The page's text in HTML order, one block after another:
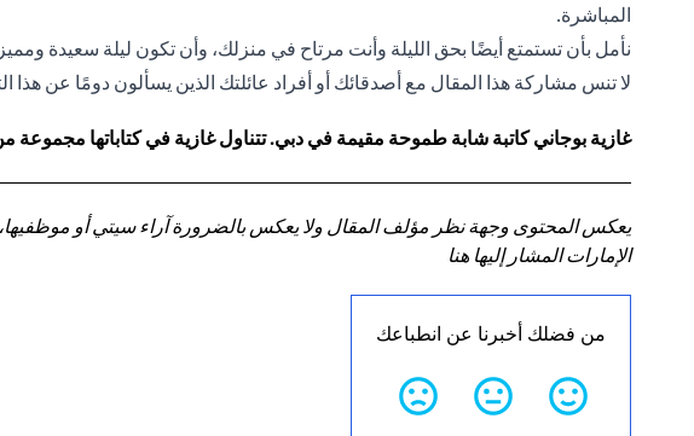
المباشرة.
نأمل بأن تستمتع أيضًا بحق الليلة وأنت مرتاح في منزلك، وأن تكون ليلة سعيدة
لا تنس مشاركة هذا المقال مع أصدقائك أو أفراد عائلتك الذين يسألون دومًا عن هذا
غازية بوجاني كاتبة شابة طموحة مقيمة في دبي. تتناول غازية في كتاباتها
يعكس المحتوى وجهة نظر مؤلف المقال ولا يعكس بالضرورة آراء سيتي أو موظفيها،
الإمارات المشار إليها هنا
من فضلك أخبرنا عن انطباعك